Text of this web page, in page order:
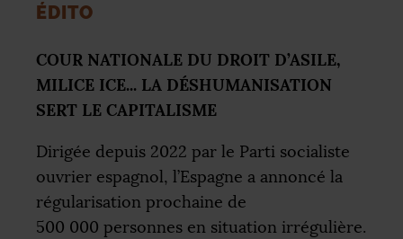
ÉDITO
COUR NATIONALE DU DROIT D’ASILE,
MILICE ICE... LA DÉSHUMANISATION
SERT LE CAPITALISME
Dirigée depuis 2022 par le Parti socialiste
ouvrier espagnol, l’Espagne a annoncé la
régularisation prochaine de
500 000 personnes en situation irrégulière.